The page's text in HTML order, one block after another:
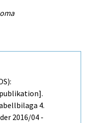
4.
2016/04 -